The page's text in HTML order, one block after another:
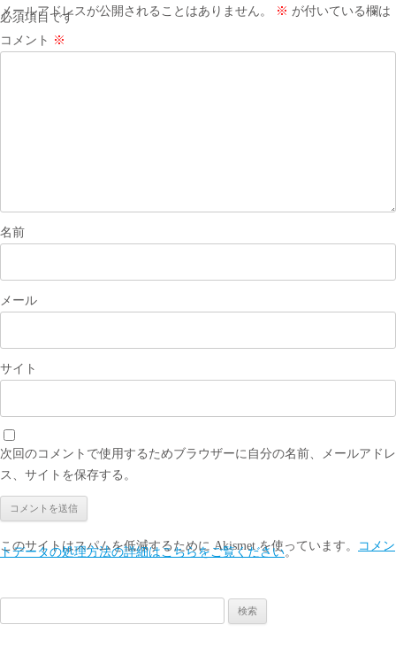
ゲ
ー
メールアドレスが公開されることはありません。 ※ が付いている欄は
必須項目です
コメント ※
名前
メール
サイト
次回のコメントで使用するためブラウザーに自分の名前、メールアドレ
ス、サイトを保存する。
このサイトはスパムを低減するために Akismet を使っています。 コメン
トデータの処理方法の詳細はこちらをご覧ください。
索: